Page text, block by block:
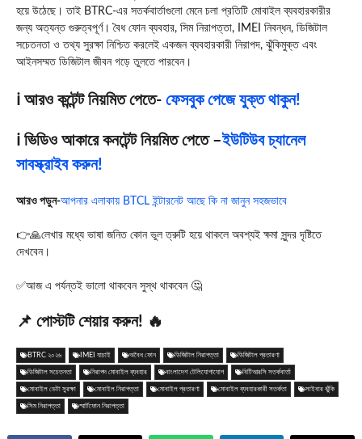
হয়ে উঠেছে। তাই BTRC-এর সতর্কবার্তাগুলো মেনে চলা প্রতিটি মোবাইল ব্যবহারকারীর
জন্য অত্যন্ত গুরুত্বপূর্ণ। বৈধ ফোন ব্যবহার, সিম নিরাপত্তা, IMEI নিবন্ধন, ডিজিটাল
সচেতনতা ও তথ্য সুরক্ষা নিশ্চিত করলেই একজন ব্যবহারকারী নিরাপদ, ঝুঁকিমুক্ত এবং
আইনসম্মত ডিজিটাল জীবন গড়ে তুলতে পারবেন।
ℹ️ আরও কন্টেন্ট নিয়মিত পেতে- ফেসবুক পেজে যুক্ত থাকুন!
ℹ️ ভিডিও আকারে কনটেন্ট নিয়মিত পেতে –ইউটিউব চ্যানেল
সাবস্ক্রাইব করুন!
আরও পড়ুন-আপনার এলাকায় BTCL ইন্টারনেট আছে কি না জানুন সহজভাবে
👉🙏লেখার মধ্যে ভাষা জনিত কোন ভুল ত্রুটি হয়ে থাকলে অবশ্যই ক্ষমা সুন্দর দৃষ্টিতে
দেখবেন।
✅আজ এ পর্যন্তই ভালো থাকবেন সুস্থ থাকবেন 🤔
📌 পোস্টটি শেয়ার করুন! 🔥
BTRC ২০২৬ IMEI যাচাই অবৈধ ফোন ডিজিটাল নিরাপত্তা ডিজিটাল প্রতারণা
ডিজিটাল সচেতনতা নিরাপদ মোবাইল ব্যবহার বাংলাদেশ টেলিযোগাযোগ বিটিআরসি সতর্কবার্তা
মোবাইল ডেটা সুরক্ষা মোবাইল নিরাপত্তা মোবাইল প্রতারণা মোবাইল ব্যবহারকারী সতর্কতা সাইবার ঝুঁকি
সিম নিরাপত্তা স্মার্টফোন নিরাপত্তা